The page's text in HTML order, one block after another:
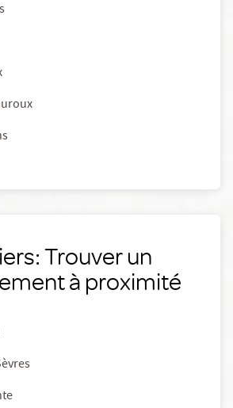
Trouver un
à proximité